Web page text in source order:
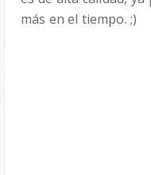
más en el tiempo. ;)